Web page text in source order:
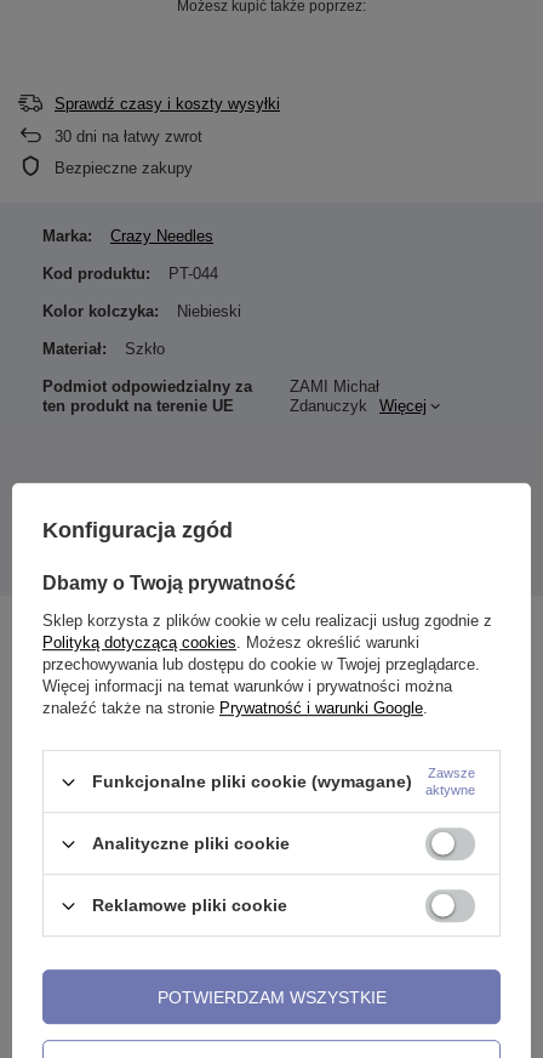
Możesz kupić także poprzez:
Sprawdź czasy i koszty wysyłki
30 dni na łatwy zwrot
Bezpieczne zakupy
Podana cena dotyczy 1 sztuki.
Marka: Crazy Needles
Kod produktu: PT-044
Kolor kolczyka: Niebieski
Materiał: Szkło
Podmiot odpowiedzialny za
ten produkt na terenie UE
ZAMI Michał
Zdanuczyk
Więcej
Zobacz również
Rozpychacz taper do uszu -
gwiazdki - czerwony - RT13
Spirala do uszu - niebieska
diamenty - RS35
Konfiguracja zgód
Dbamy o Twoją prywatność
Sklep korzysta z plików cookie w celu realizacji usług zgodnie z
Polityką dotyczącą cookies. Możesz określić warunki
przechowywania lub dostępu do cookie w Twojej przeglądarce.
Więcej informacji na temat warunków i prywatności można
znaleźć także na stronie Prywatność i warunki Google.
Funkcjonalne pliki cookie (wymagane)
Zawsze
aktywne
Analityczne pliki cookie
Reklamowe pliki cookie
POTWIERDZAM WSZYSTKIE